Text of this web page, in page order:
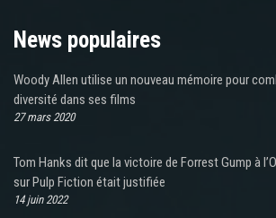
News populaires
Woody Allen utilise un nouveau mémoire pour
diversité dans ses films
27 mars 2020
Tom Hanks dit que la victoire de Forrest Gump à
sur Pulp Fiction était justifiée
14 juin 2022